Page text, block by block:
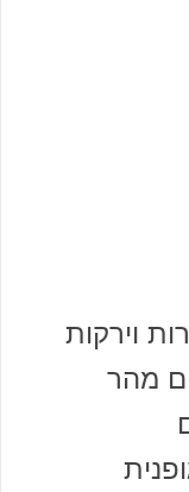
וירקות
מהר